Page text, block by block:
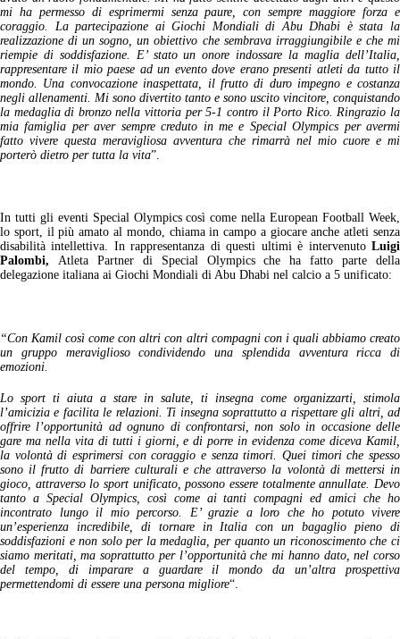
mi ha permesso di esprimermi senza paure, con sempre maggiore forza e
coraggio. La partecipazione ai Giochi Mondiali di Abu Dhabi è stata la
realizzazione di un sogno, un obiettivo che sembrava irraggiungibile e che mi
riempie di soddisfazione. E’ stato un onore indossare la maglia dell’Italia,
rappresentare il mio paese ad un evento dove erano presenti atleti da tutto il
mondo. Una convocazione inaspettata, il frutto di duro impegno e costanza
negli allenamenti. Mi sono divertito tanto e sono uscito vincitore, conquistando
la medaglia di bronzo nella vittoria per 5-1 contro il Porto Rico. Ringrazio la
mia famiglia per aver sempre creduto in me e Special Olympics per avermi
fatto vivere questa meravigliosa avventura che rimarrà nel mio cuore e mi
porterò dietro per tutta la vita”.
In tutti gli eventi Special Olympics così come nella European Football Week,
lo sport, il più amato al mondo, chiama in campo a giocare anche atleti senza
disabilità intellettiva. In rappresentanza di questi ultimi è intervenuto Luigi
Palombi, Atleta Partner di Special Olympics che ha fatto parte della
delegazione italiana ai Giochi Mondiali di Abu Dhabi nel calcio a 5 unificato:
“Con Kamil così come con altri con altri compagni con i quali abbiamo creato
un gruppo meraviglioso condividendo una splendida avventura ricca di
emozioni.
Lo sport ti aiuta a stare in salute, ti insegna come organizzarti, stimola
l’amicizia e facilita le relazioni. Ti insegna soprattutto a rispettare gli altri, ad
offrire l’opportunità ad ognuno di confrontarsi, non solo in occasione delle
gare ma nella vita di tutti i giorni, e di porre in evidenza come diceva Kamil,
la volontà di esprimersi con coraggio e senza timori. Quei timori che spesso
sono il frutto di barriere culturali e che attraverso la volontà di mettersi in
gioco, attraverso lo sport unificato, possono essere totalmente annullate. Devo
tanto a Special Olympics, così come ai tanti compagni ed amici che ho
incontrato lungo il mio percorso. E’ grazie a loro che ho potuto vivere
un’esperienza incredibile, di tornare in Italia con un bagaglio pieno di
soddisfazioni e non solo per la medaglia, per quanto un riconoscimento che ci
siamo meritati, ma soprattutto per l’opportunità che mi hanno dato, nel corso
del tempo, di imparare a guardare il mondo da un’altra prospettiva
permettendomi di essere una persona migliore“.